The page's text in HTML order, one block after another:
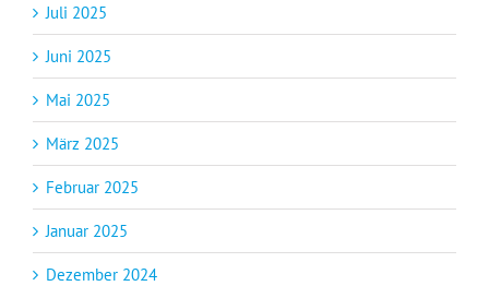
Juli 2025
Juni 2025
Mai 2025
März 2025
Februar 2025
Januar 2025
Dezember 2024